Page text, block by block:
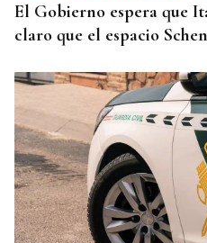
El Gobierno espera que
claro que el espacio